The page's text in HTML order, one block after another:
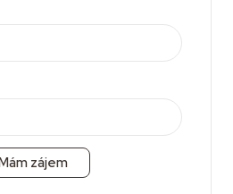
zájem